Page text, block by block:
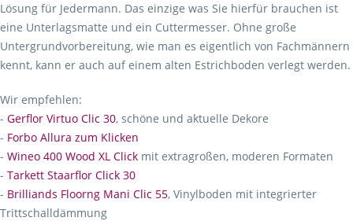
Lösung für Jedermann. Das einzige was Sie hierfür brauchen ist
eine Unterlagsmatte und ein Cuttermesser. Ohne große
Untergrundvorbereitung, wie man es eigentlich von Fachmännern
kennt, kann er auch auf einem alten Estrichboden verlegt werden.
Wir empfehlen:
- Gerflor Virtuo Clic 30, schöne und aktuelle Dekore
- Forbo Allura zum Klicken
- Wineo 400 Wood XL Click mit extragroßen, moderen Formaten
- Tarkett Staarflor Click 30
- Brilliands Floorng Mani Clic 55, Vinylboden mit integrierter
Trittschalldämmung